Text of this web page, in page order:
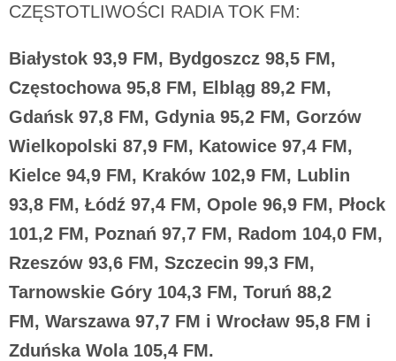
CZĘSTOTLIWOŚCI RADIA TOK FM:
Białystok 93,9 FM, Bydgoszcz 98,5 FM,
Częstochowa 95,8 FM, Elbląg 89,2 FM,
Gdańsk 97,8 FM, Gdynia 95,2 FM, Gorzów
Wielkopolski 87,9 FM, Katowice 97,4 FM,
Kielce 94,9 FM, Kraków 102,9 FM, Lublin
93,8 FM, Łódź 97,4 FM, Opole 96,9 FM, Płock
101,2 FM, Poznań 97,7 FM, Radom 104,0 FM,
Rzeszów 93,6 FM, Szczecin 99,3 FM,
Tarnowskie Góry 104,3 FM, Toruń 88,2
FM, Warszawa 97,7 FM i Wrocław 95,8 FM i
Zduńska Wola 105,4 FM.